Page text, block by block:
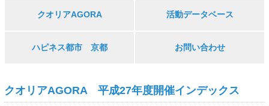
クオリアAGORA 活動データベース
ハピネス都市 京都 お問い合わせ
クオリアAGORA 平成27年度開催インデックス